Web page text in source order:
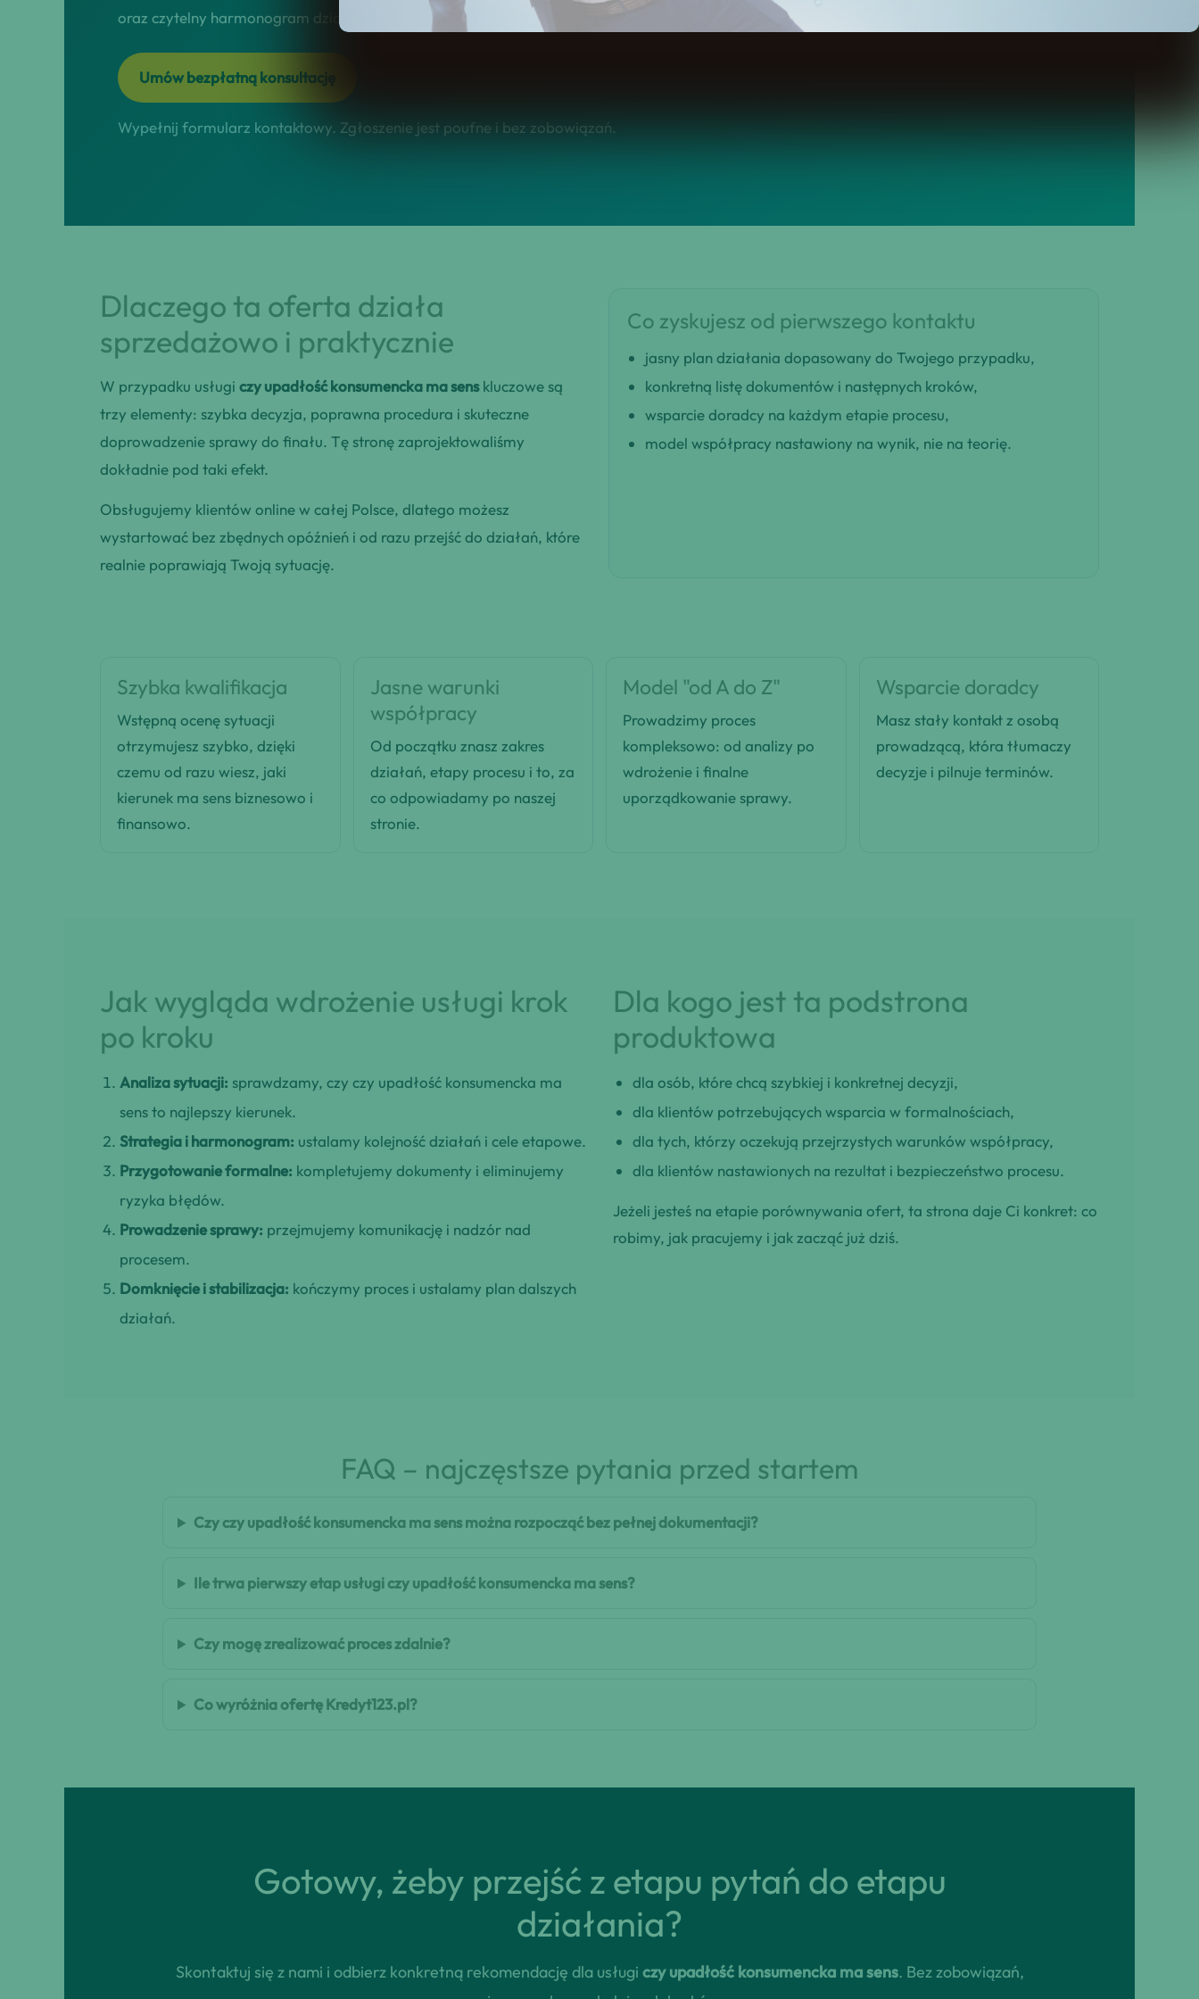
oraz czytelny harmonogram działań online w całej Polsce.
Umów bezpłatną konsultację
Wypełnij formularz kontaktowy. Zgłoszenie jest poufne i bez zobowiązań.
Dlaczego ta oferta działa
sprzedażowo i praktycznie
W przypadku usługi czy upadłość konsumencka ma senskluczowe są
trzy elementy: szybka decyzja, poprawna procedura i skuteczne
doprowadzenie sprawy do finału. Tę stronę zaprojektowaliśmy
dokładnie pod taki efekt.
Obsługujemy klientów online w całej Polsce, dlatego możesz
wystartować bez zbędnych opóźnień i od razu przejść do działań, które
realnie poprawiają Twoją sytuację.
Co zyskujesz od pierwszego kontaktu
jasny plan działania dopasowany do Twojego przypadku,
konkretną listę dokumentów i następnych kroków,
wsparcie doradcy na każdym etapie procesu,
model współpracy nastawiony na wynik, nie na teorię.
Szybka kwalifikacja
Wstępną ocenę sytuacji
otrzymujesz szybko, dzięki
czemu od razu wiesz, jaki
kierunek ma sens biznesowo i
finansowo.
Jasne warunki
współpracy
Od początku znasz zakres
działań, etapy procesu i to, za
co odpowiadamy po naszej
stronie.
Model "od A do Z"
Prowadzimy proces
kompleksowo: od analizy po
wdrożenie i finalne
uporządkowanie sprawy.
Wsparcie doradcy
Masz stały kontakt z osobą
prowadzącą, która tłumaczy
decyzje i pilnuje terminów.
Jak wygląda wdrożenie usługi krok
po kroku
Analiza sytuacji: sprawdzamy, czy czy upadłość konsumencka ma
sens to najlepszy kierunek.
Strategia i harmonogram: ustalamy kolejność działań i cele etapowe.
Przygotowanie formalne: kompletujemy dokumenty i eliminujemy
ryzyka błędów.
Prowadzenie sprawy: przejmujemy komunikację i nadzór nad
procesem.
Domknięcie i stabilizacja: kończymy proces i ustalamy plan dalszych
działań.
Dla kogo jest ta podstrona
produktowa
dla osób, które chcą szybkiej i konkretnej decyzji,
dla klientów potrzebujących wsparcia w formalnościach,
dla tych, którzy oczekują przejrzystych warunków współpracy,
dla klientów nastawionych na rezultat i bezpieczeństwo procesu.
Jeżeli jesteś na etapie porównywania ofert, ta strona daje Ci konkret: co
robimy, jak pracujemy i jak zacząć już dziś.
FAQ – najczęstsze pytania przed startem
Czy czy upadłość konsumencka ma sens można rozpocząć bez pełnej dokumentacji?
Ile trwa pierwszy etap usługi czy upadłość konsumencka ma sens?
Czy mogę zrealizować proces zdalnie?
Co wyróżnia ofertę Kredyt123.pl?
Gotowy, żeby przejść z etapu pytań do etapu
działania?
Skontaktuj się z nami i odbierz konkretną rekomendację dla usługi czy upadłość konsumencka ma sens. Bez zobowiązań,